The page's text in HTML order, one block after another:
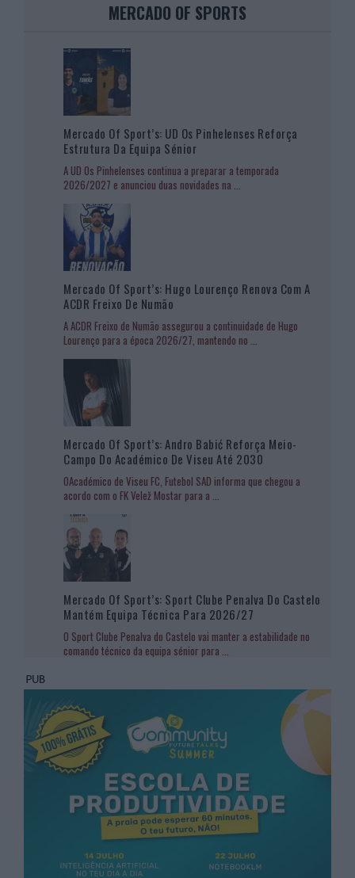
MERCADO OF SPORTS
Mercado Of Sport’s: UD Os Pinhelenses Reforça
Estrutura Da Equipa Sénior
A UD Os Pinhelenses continua a preparar a temporada
2026/2027 e anunciou duas novidades na ...
Mercado Of Sport’s: Hugo Lourenço Renova Com A
ACDR Freixo De Numão
A ACDR Freixo de Numão assegurou a continuidade de Hugo
Lourenço para a época 2026/27, mantendo no ...
Mercado Of Sport’s: Andro Babić Reforça Meio-
Campo Do Académico De Viseu Até 2030
OAcadémico de Viseu FC, Futebol SAD informa que chegou a
acordo com o FK Velež Mostar para a ...
Mercado Of Sport’s: Sport Clube Penalva Do Castelo
Mantém Equipa Técnica Para 2026/27
O Sport Clube Penalva do Castelo vai manter a estabilidade no
comando técnico da equipa sénior para ...